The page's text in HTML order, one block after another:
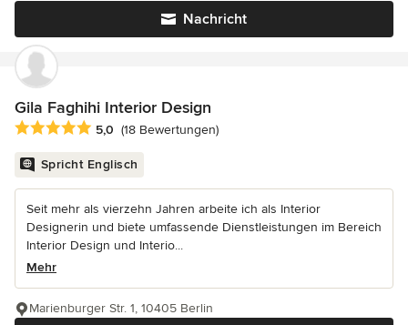
Nachricht
Gila Faghihi Interior Design
Durchschnittliche Bewertung: 5 von 5 Sternen
5,0 (18 Bewertungen)
Spricht Englisch
Seit mehr als vierzehn Jahren arbeite ich als Interior
Designerin und biete umfassende Dienstleistungen im Bereich
Interior Design und Interio...
Mehr
Marienburger Str. 1, 10405 Berlin